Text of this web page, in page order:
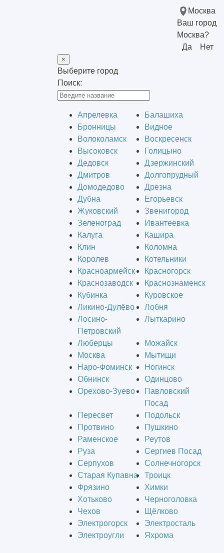
Москва
Ваш город
Москва?
Да
Нет
×
Выберите город
Поиск:
Апрелевка
Балашиха
Бронницы
Видное
Волоколамск
Воскресенск
Высоковск
Голицыно
Дедовск
Дзержинский
Дмитров
Долгопрудный
Домодедово
Дрезна
Дубна
Егорьевск
Жуковский
Звенигород
Зеленоград
Ивантеевка
Калуга
Кашира
Клин
Коломна
Королев
Котельники
Красноармейск
Красногорск
Краснозаводск
Краснознаменск
Кубинка
Куровское
Ликино-Дулёво
Лобня
Лосино-
Петровский
Лыткарино
Люберцы
Можайск
Москва
Мытищи
Наро-Фоминск
Ногинск
Обнинск
Одинцово
Орехово-Зуево
Павловский
Посад
Пересвет
Подольск
Протвино
Пушкино
Раменское
Реутов
Руза
Сергиев Посад
Серпухов
Солнечногорск
Старая Купавна
Троицк
Фрязино
Химки
Хотьково
Черноголовка
Чехов
Щёлково
Электрогорск
Электросталь
Электроугли
Яхрома